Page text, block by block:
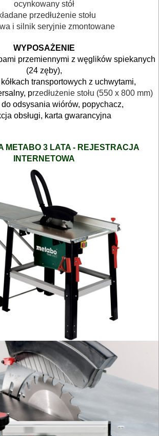
ocynkowany stół
przedłużenie stołu
i silnik seryjnie zmontowane
WYPOSAŻENIE
przemiennymi z węglików spiekanych
(24 zęby),
transportowych z uchwytami,
przedłużenie stołu (550 x 800 mm)
odsysania wiórów, popychacz,
obsługi, karta gwarancyjna
METABO 3 LATA - REJESTRACJA
INTERNETOWA